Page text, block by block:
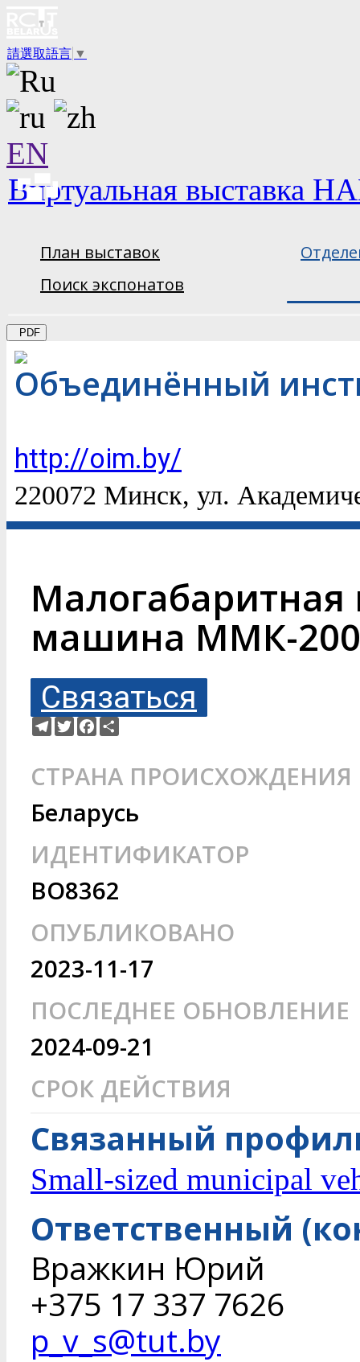
請選取語言 ▼
EN
Виртуальная выставка
План выставок
Поиск экспонатов
PDF
Объединённый
http://oim.by/
220072 Минск, ул.
машина ММК-
Связаться
Telegram
TwitterFacebook
СТРАНА ПРОИСХОЖДЕНИЯ
Беларусь
ИДЕНТИФИКАТОР
BO8362
ОПУБЛИКОВАНО
2023-11-17
ПОСЛЕДНЕЕ ОБНОВЛЕНИЕ
2024-09-21
СРОК ДЕЙСТВИЯ
Связанный
Small-sized municipal
Ответственный
Вражкин Юрий
+375 17 337 7626
p_v_s@tut.by